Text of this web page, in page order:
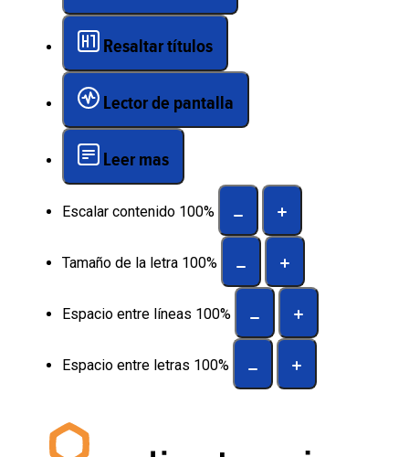
Resaltar títulos
Lector de pantalla
Leer mas
Escalar contenido 100%
Tamaño de la letra 100%
Espacio entre líneas 100%
Espacio entre letras 100%